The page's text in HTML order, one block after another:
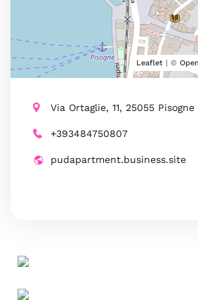
Leaflet | ©
Via Ortaglie, 11, 25055 Pisogne
+393484750807
pudapartment.business.site